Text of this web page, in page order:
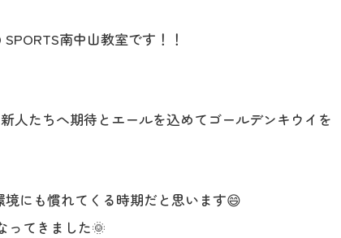
南中山教室です！！
人たちへ期待とエールを込めてゴールデンキウイを
境にも慣れてくる時期だと思います😄
ってきました🌞